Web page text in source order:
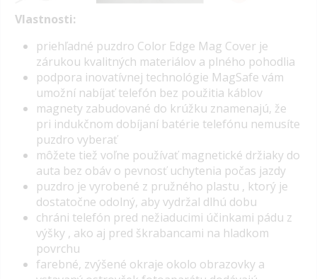
Vlastnosti:
priehľadné puzdro Color Edge Mag Cover je
zárukou kvalitných materiálov a plného pohodlia
podpora inovatívnej technológie MagSafe vám
umožní nabíjať telefón bez použitia káblov
magnety zabudované do krúžku znamenajú, že
pri indukčnom dobíjaní batérie telefónu nemusíte
puzdro vyberať
môžete tiež voľne používať magnetické držiaky do
auta bez obáv o pevnosť uchytenia počas jazdy
puzdro je vyrobené z pružného plastu , ktorý je
dostatočne odolný, aby vydržal dlhú dobu
chráni telefón pred nežiaducimi účinkami pádu z
výšky , ako aj pred škrabancami na hladkom
povrchu
farebné, zvýšené okraje okolo obrazovky a